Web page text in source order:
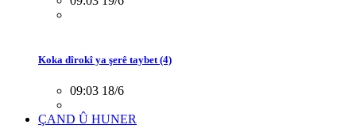
Koka dîrokî ya şerê taybet (4)
09:03 18/6
ÇAND Û HUNER